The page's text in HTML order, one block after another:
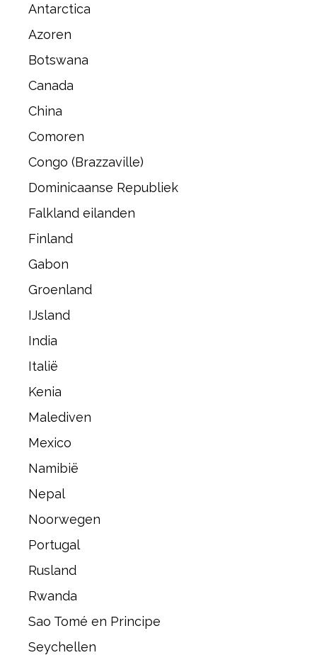
Antarctica
Azoren
Botswana
Canada
China
Comoren
Congo (Brazzaville)
Dominicaanse Republiek
Falkland eilanden
Finland
Gabon
Groenland
IJsland
India
Italië
Kenia
Malediven
Mexico
Namibië
Nepal
Noorwegen
Portugal
Rusland
Rwanda
Sao Tomé en Principe
Seychellen